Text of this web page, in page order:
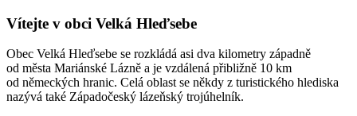
Vítejte v obci Velká Hleďsebe
Obec Velká Hleďsebe se rozkládá asi dva kilometry západně
od města Mariánské Lázně a je vzdálená přibližně 10 km
od německých hranic. Celá oblast se někdy z turistického hlediska
nazývá také Západočeský lázeňský trojúhelník.